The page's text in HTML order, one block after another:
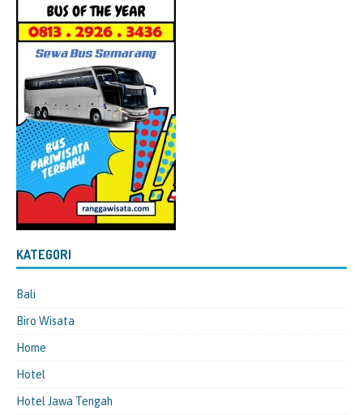
KATEGORI
Bali
Biro Wisata
Home
Hotel
Hotel Jawa Tengah